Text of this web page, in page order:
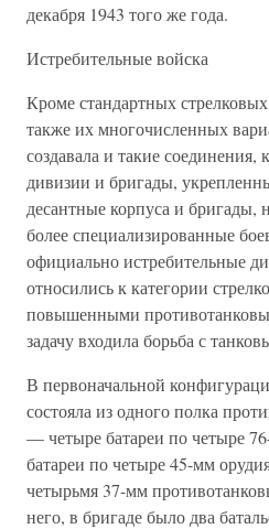
декабря 1943 того же года.
Истребительные войска
Кроме стандартных
также их многочисленных
создавала и такие соединения,
дивизии и бригады,
десантные корпуса и бригады,
более специализированные
официально истребительные
относились к категории
повышенными
задачу входила борьба с
В первоначальной
состояла из одного полка
— четыре батареи по четыре
батареи по четыре 45-мм
четырьмя 37-мм
него, в бригаде было два